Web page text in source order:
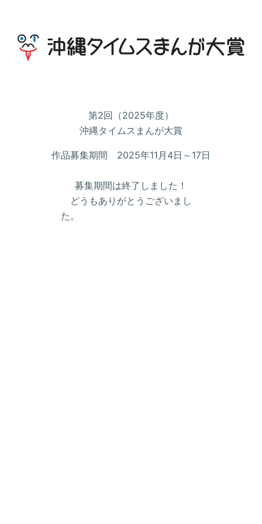
第2回（2025年度）
沖縄タイムスまんが大賞
作品募集期間 2025年11月4日～17日
募集期間は終了しました！
どうもありがとうございまし
た。